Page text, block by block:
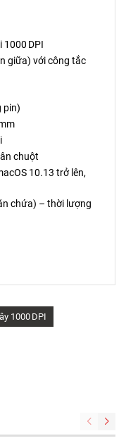
1000 DPI
giữa) với công tắc
pin)
chuột
10.13 trở lên,
chứa) – thời lượng
1000 DPI